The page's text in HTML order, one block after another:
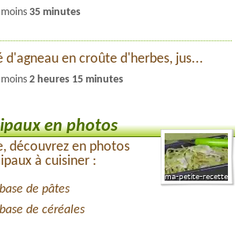
35 minutes
d'agneau en croûte d'herbes, jus...
2 heures 15 minutes
en photos
découvrez en photos
à cuisiner :
de pâtes
de céréales